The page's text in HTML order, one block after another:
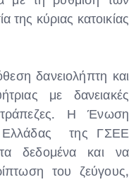
της κύριας κατοικίας
δανειολήπτη και
με δανειακές
τράπεζες. Η Ένωση
Ελλάδας της ΓΣΕΕ
δεδομένα και να
του ζεύγους,